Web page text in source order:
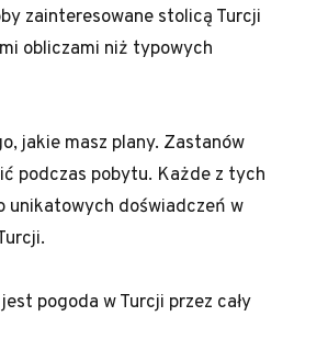
zainteresowane stolicą Turcji
obliczami niż typowych
jakie masz plany. Zastanów
podczas pobytu. Każde z tych
unikatowych doświadczeń w
pogoda w Turcji przez cały